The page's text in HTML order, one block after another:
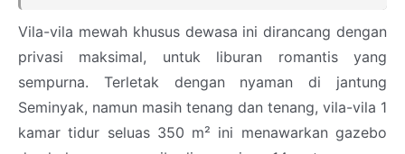
Vila-vila mewah khusus dewasa ini dirancang dengan
privasi maksimal, untuk liburan romantis yang
sempurna. Terletak dengan nyaman di jantung
Seminyak, namun masih tenang dan tenang, vila-vila 1
kamar tidur seluas 350 m² ini menawarkan gazebo